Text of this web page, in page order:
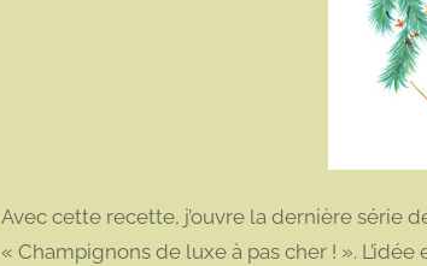
Avec cette recette, j’ouvre la dernière série
« Champignons de luxe à pas cher ! ».